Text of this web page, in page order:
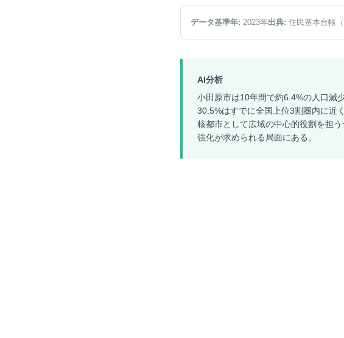
データ基準年: 2023年出典: 住民基本台帳（
AI分析
小田原市は10年間で約6.4%の人口減
30.5%はすでに全国上位3割圏内に近
核都市として広域の中心的役割を担
強化が求められる局面にある。